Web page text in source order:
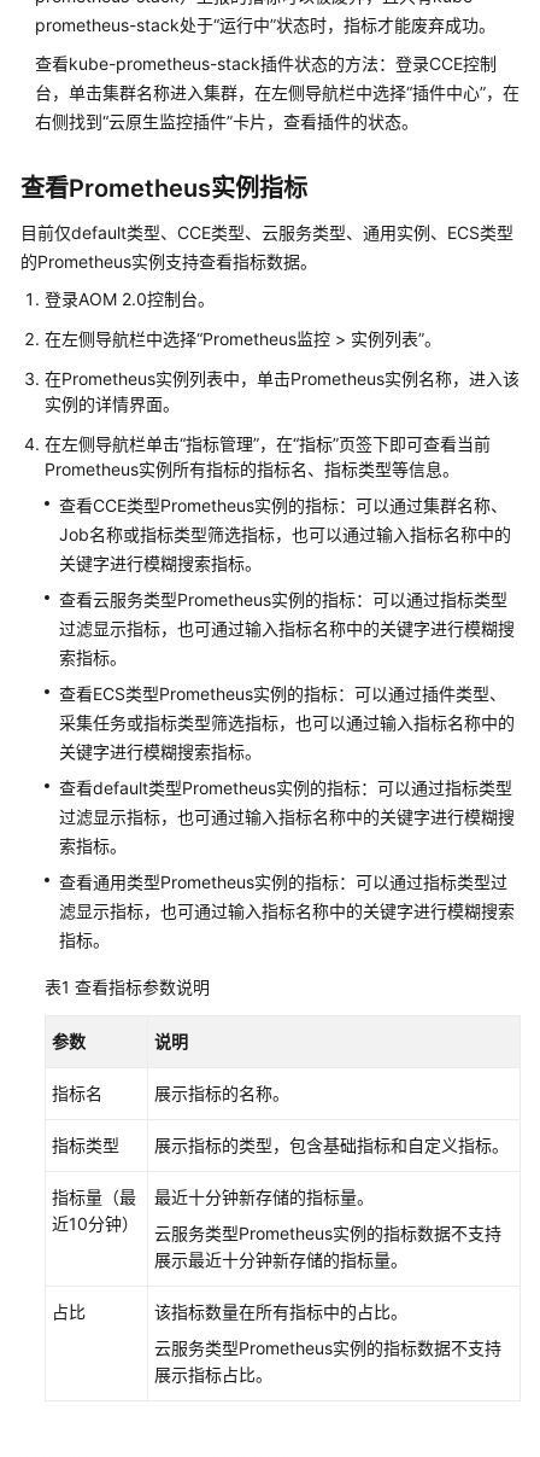
实
API
参
参
考
见
问
题
视
频
帮
助
AOM
文
更
用
户
指
南
（吉
坡
域）
用
指
南
隆
prometheus-stack处于“运行中”状态时，指标才能废弃成功。
查看kube-prometheus-stack插件状态的方法：登录CCE控制
台，单击集群名称进入集群，在左侧导航栏中选择“插件中心”，在
右侧找到“云原生监控插件”卡片，查看插件的状态。
查看Prometheus实例指标
目前仅default类型、CCE类型、云服务类型、通用实例、ECS类型
的Prometheus实例支持查看指标数据。
登录AOM 2.0控制台。
在左侧导航栏中选择“Prometheus监控 > 实例列表”。
在Prometheus实例列表中，单击Prometheus实例名称，进入该
实例的详情界面。
在左侧导航栏单击“指标管理”，在“指标”页签下即可查看当前
Prometheus实例所有指标的指标名、指标类型等信息。
查看CCE类型Prometheus实例的指标：可以通过集群名称、
Job名称或指标类型筛选指标，也可以通过输入指标名称中的
关键字进行模糊搜索指标。
查看云服务类型Prometheus实例的指标：可以通过指标类型
过滤显示指标，也可通过输入指标名称中的关键字进行模糊搜
索指标。
查看ECS类型Prometheus实例的指标：可以通过插件类型、
采集任务或指标类型筛选指标，也可以通过输入指标名称中的
关键字进行模糊搜索指标。
查看default类型Prometheus实例的指标：可以通过指标类型
过滤显示指标，也可通过输入指标名称中的关键字进行模糊搜
索指标。
查看通用类型Prometheus实例的指标：可以通过指标类型过
滤显示指标，也可通过输入指标名称中的关键字进行模糊搜索
指标。
表1 查看指标参数说明
参数 说明
指标名 展示指标的名称。
指标类型 展示指标的类型，包含基础指标和自定义指标。
指标量（最
近10分钟）
最近十分钟新存储的指标量。
云服务类型Prometheus实例的指标数据不支持
展示最近十分钟新存储的指标量。
占比
该指标数量在所有指标中的占比。
云服务类型Prometheus实例的指标数据不支持
展示指标占比。